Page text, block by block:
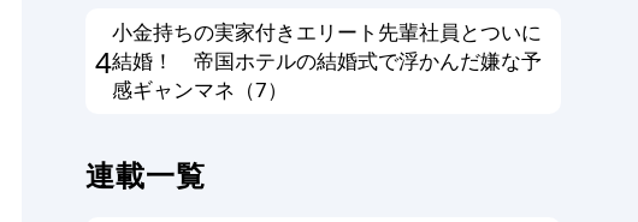
4
小金持ちの実家付きエリート先輩社員とついに
結婚！ 帝国ホテルの結婚式で浮かんだ嫌な予
感ギャンマネ（7）
連載一覧